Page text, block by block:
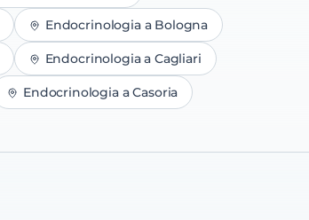
Endocrinologiaa Bologna
Endocrinologiaa Cagliari
EndocrinologiaaCasoria